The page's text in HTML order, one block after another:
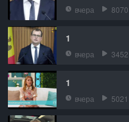
вчера 8070
1
вчера 3452
1
вчера 5021